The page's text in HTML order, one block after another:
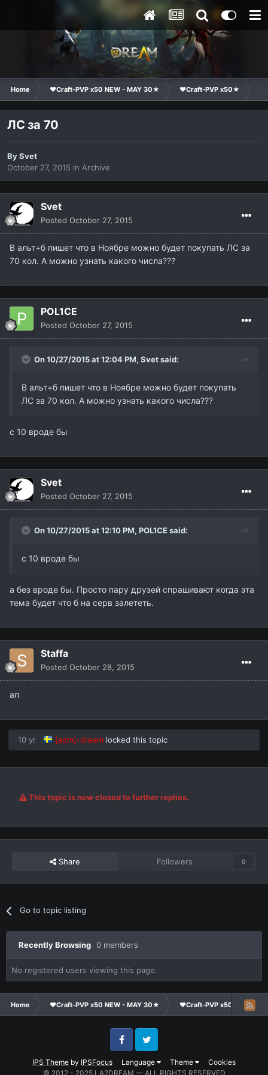
Home ❤Craft-PVP x50 NEW - MAY 30★ ❤Craft-PVP x50★
ЛС за 70
BySvet
October 27, 2015 in Archive
Svet
Posted October 27, 2015
В альт+б пишет что в Ноябре можно будет покупать ЛС за
70 кол. А можно узнать какого числа???
POL1CE
Posted October 27, 2015
On 10/27/2015 at 12:04 PM, Svetsaid:
В альт+б пишет что в Ноябре можно будет покупать
ЛС за 70 кол. А можно узнать какого числа???
c 10 вроде бы
Svet
Posted October 27, 2015
On 10/27/2015 at 12:10 PM, POL1CEsaid:
c 10 вроде бы
а без вроде бы. Просто пару друзей спрашивают когда эта
тема будет что б на серв залететь.
Staffa
Posted October 28, 2015
ап
10 yr [adm]-dream locked this topic
This topic is now closed to further replies.
Share Followers 0
Go to topic listing
Recently Browsing 0 members
No registered users viewing this page.
Home ❤Craft-PVP x50 NEW - MAY 30★ ❤Craft-PVP x50★
IPS Theme by IPSFocus Language Theme Cookies
FacebookTwitter
© 2012 - 2025 LA2DREAM — ALL RIGHTS RESERVED